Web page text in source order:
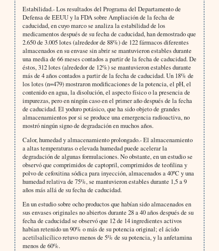
Estabilidad.- Los resultados del Programa del Departamento de
Defensa de EEUU y la FDA sobre Ampliación de la fecha de
caducidad, en cuyo marco se analiza la estabilidad de los
medicamentos después de su fecha de caducidad, han demostrado que
2.650 de 3.005 lotes (alrededor de 88%) de 122 fármacos diferentes
almacenados en su envase sin abrir se mantuvieron estables durante
una media de 66 meses contados a partir de la fecha de caducidad. De
éstos, 312 lotes (alrededor de 12%) se mantuvieron estables durante
más de 4 años contados a partir de la fecha de caducidad. Un 18% de
los lotes (n=479) mostraron modificaciones de la potencia, el pH, el
contenido en agua, la disolución, el aspecto físico o la presencia de
impurezas, pero en ningún caso en el primer año después de la fecha
de caducidad. El yoduro potásico, que ha sido objeto de grandes
almacenamientos por si se produce una emergencia radioactiva, no
mostró ningún signo de degradación en muchos años.
Calor, humedad y almacenamiento prolongado.- El almacenamiento
a altas temperaturas o elevada humedad puede acelerar la
degradación de algunas formulaciones. No obstante, en un estudio se
observó que comprimidos de captopril, comprimidos de teofilina y
polvo de cefoxitina sódica para inyección, almacenados a 40ºC y una
humedad relativa de 75%, se mantuvieron estables durante 1,5 a 9
años más allá de su fecha de caducidad.
En un estudio sobre ocho productos que habían sido almacenados en
sus envases originales no abiertos durante 28 a 40 años después de su
fecha de caducidad se observó que 12 de 14 ingredientes activos
habían retenido un 90% o más de su potencia original; el ácido
acetilsalicílico retuvo menos de 5% de su potencia, y la anfetamina
menos de 60%.